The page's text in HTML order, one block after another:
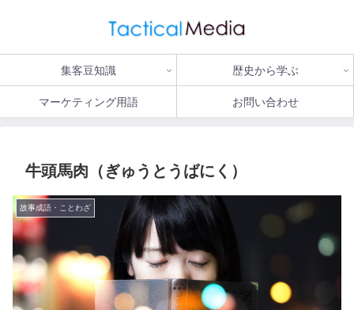
集客豆知識 歴史から学ぶ
マーケティング用語 お問い合わせ
牛頭馬肉（ぎゅうとうばにく）
故事成語・ことわざ